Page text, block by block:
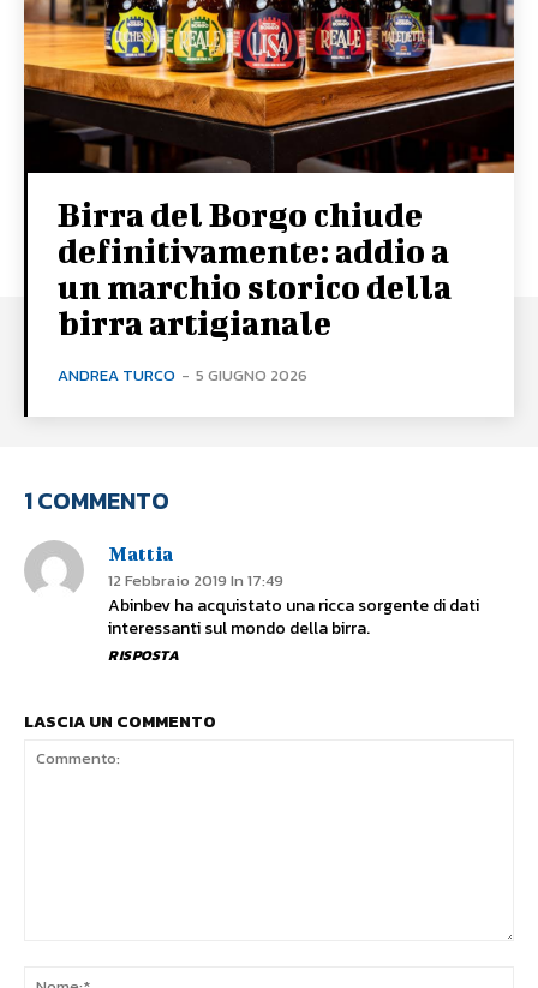
Birra del Borgo chiude
definitivamente: addio a
un marchio storico della
birra artigianale
ANDREA TURCO - 5 GIUGNO 2026
1 COMMENTO
Mattia
12 Febbraio 2019 In 17:49
Abinbev ha acquistato una ricca sorgente di dati
interessanti sul mondo della birra.
RISPOSTA
LASCIA UN COMMENTO